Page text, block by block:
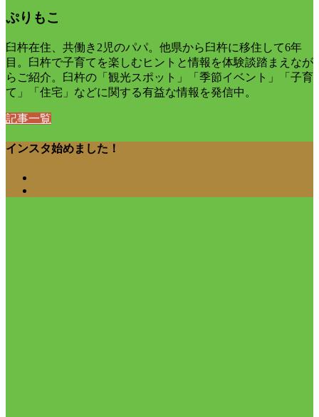
ぷりもこ
臼杵在住、共働き2児のパパ。他県から臼杵に移住して6年
目。臼杵で子育てを楽しむヒントと情報を体験談踏まえなが
らご紹介。臼杵の「観光スポット」「季節イベント」「子育
て」「住宅」などに関する有益な情報を発信中。
記事一覧
インスタ始めました！